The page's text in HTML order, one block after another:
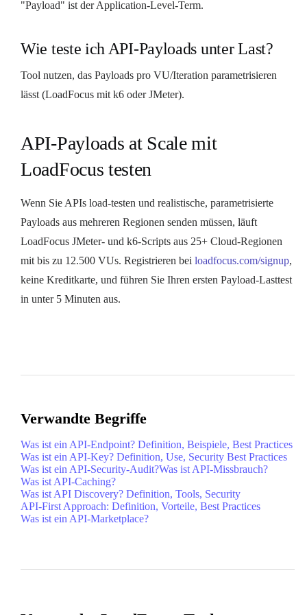
"Payload" ist der Application-Level-Term.
Wie teste ich API-Payloads unter Last?
Tool nutzen, das Payloads pro VU/Iteration parametrisieren
lässt (LoadFocus mit k6 oder JMeter).
API-Payloads at Scale mit
LoadFocus testen
Wenn Sie APIs load-testen und realistische, parametrisierte
Payloads aus mehreren Regionen senden müssen, läuft
LoadFocus JMeter- und k6-Scripts aus 25+ Cloud-Regionen
mit bis zu 12.500 VUs. Registrieren bei loadfocus.com/signup,
keine Kreditkarte, und führen Sie Ihren ersten Payload-Lasttest
in unter 5 Minuten aus.
Verwandte Begriffe
Was ist ein API-Endpoint? Definition, Beispiele, Best Practices
Was ist ein API-Key? Definition, Use, Security Best Practices
Was ist ein API-Security-Audit?Was ist API-Missbrauch?
Was ist API-Caching?
Was ist API Discovery? Definition, Tools, Security
API-First Approach: Definition, Vorteile, Best Practices
Was ist ein API-Marketplace?